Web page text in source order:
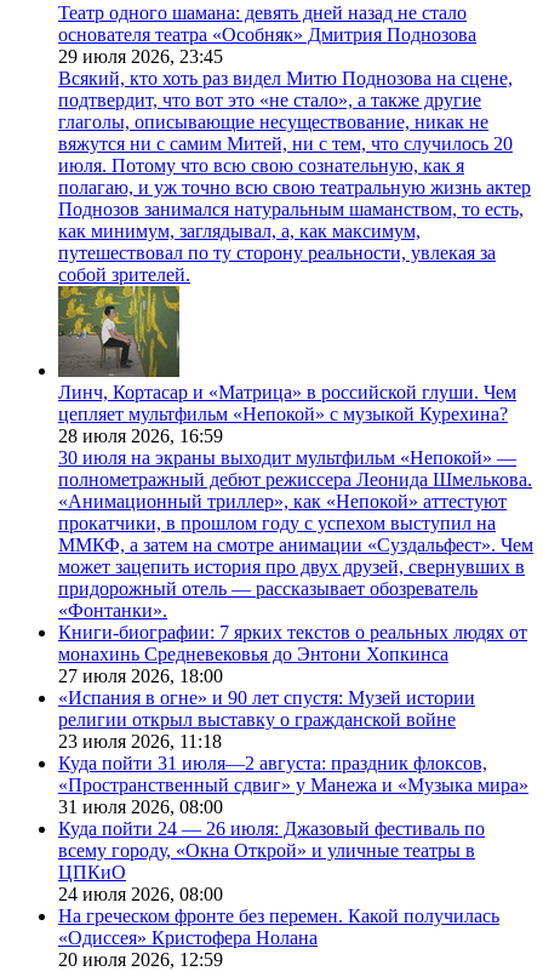
Театр одного шамана: девять дней назад не стало
основателя театра «Особняк» Дмитрия Поднозова
29 июля 2026, 23:45
Всякий, кто хоть раз видел Митю Поднозова на сцене,
подтвердит, что вот это «не стало», а также другие
глаголы, описывающие несуществование, никак не
вяжутся ни с самим Митей, ни с тем, что случилось 20
июля. Потому что всю свою сознательную, как я
полагаю, и уж точно всю свою театральную жизнь актер
Поднозов занимался натуральным шаманством, то есть,
как минимум, заглядывал, а, как максимум,
путешествовал по ту сторону реальности, увлекая за
собой зрителей.
Линч, Кортасар и «Матрица» в российской глуши. Чем
цепляет мультфильм «Непокой» с музыкой Курехина?
28 июля 2026, 16:59
30 июля на экраны выходит мультфильм «Непокой» —
полнометражный дебют режиссера Леонида Шмелькова.
«Анимационный триллер», как «Непокой» аттестуют
прокатчики, в прошлом году с успехом выступил на
ММКФ, а затем на смотре анимации «Суздальфест». Чем
может зацепить история про двух друзей, свернувших в
придорожный отель — рассказывает обозреватель
«Фонтанки».
Книги-биографии: 7 ярких текстов о реальных людях от
монахинь Средневековья до Энтони Хопкинса
27 июля 2026, 18:00
«Испания в огне» и 90 лет спустя: Музей истории
религии открыл выставку о гражданской войне
23 июля 2026, 11:18
Куда пойти 31 июля—2 августа: праздник флоксов,
«Пространственный сдвиг» у Манежа и «Музыка мира»
31 июля 2026, 08:00
Куда пойти 24 — 26 июля: Джазовый фестиваль по
всему городу, «Окна Открой» и уличные театры в
ЦПКиО
24 июля 2026, 08:00
На греческом фронте без перемен. Какой получилась
«Одиссея» Кристофера Нолана
20 июля 2026, 12:59